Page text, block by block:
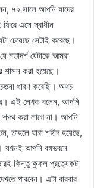
৭২ সালে আপনি যাদের
ফিরে এসে স্বাধীন
চেয়েছে সেটাই করেছে।
মতাদর্শ যেটাকে আমরা
শাসন করা হয়েছে।
ধারণ করেছি। অথচ
এই লেখক বলেন, আপনি
করা লাগে না। আপনি
তাহলে যারা শহীদ হয়েছে,
যখনই আপনি বঙ্গভবনে
কিন্তু কুফল প্রত্যেকটা
পারবেন। এটা বারবার